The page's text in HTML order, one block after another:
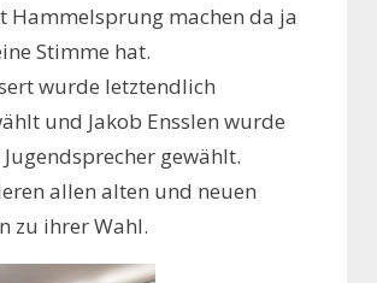
Hammelsprung machen da ja
Stimme hat.
wurde letztendlich
und Jakob Ensslen wurde
gewählt.
allen alten und neuen
zu ihrer Wahl.